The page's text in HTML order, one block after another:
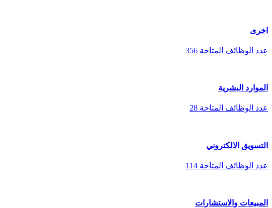
اخرى
عدد الوظائف المتاحة
الموارد البشرية
عدد الوظائف المتاحة
التسويق الالكتروني
عدد الوظائف المتاحة
المبيعات والاستشارات